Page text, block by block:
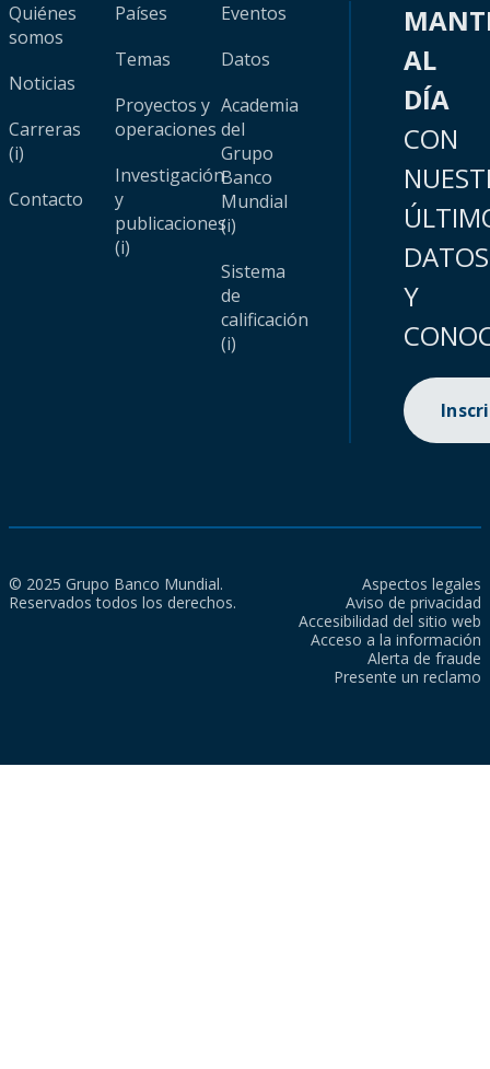
Quiénes
somos
Noticias
Carreras
(i)
Contacto
Países
Temas
Proyectos y
operaciones
Investigación
y
publicaciones
(i)
Eventos
Datos
Academia
del
Grupo
Banco
Mundial
(i)
Sistema
de
calificación
(i)
AL
DÍA
CON
DATOS
Y
© 2025 Grupo Banco Mundial.
Reservados todos los derechos.
Aspectos legales
Aviso de privacidad
Accesibilidad del sitio web
Acceso a la información
Alerta de fraude
Presente un reclamo